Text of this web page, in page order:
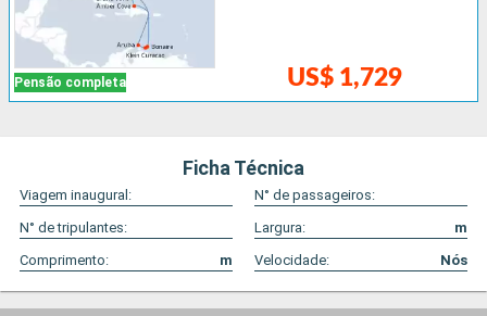
Pensão completa US$ 1,729
Ficha Técnica
Viagem inaugural:
N° de passageiros:
N° de tripulantes:
Largura:
m
Comprimento:
m Velocidade: Nós